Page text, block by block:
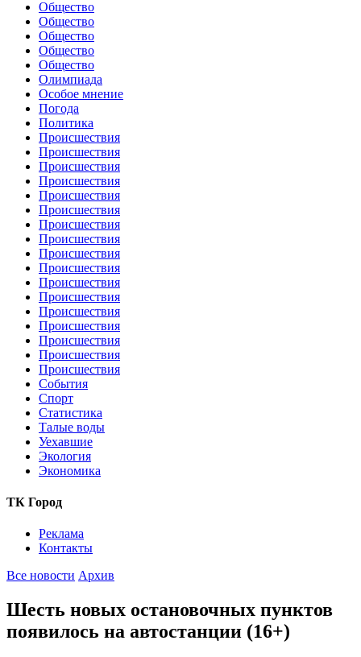
Общество
Общество
Общество
Общество
Общество
Олимпиада
Особое мнение
Погода
Политика
Происшествия
Происшествия
Происшествия
Происшествия
Происшествия
Происшествия
Происшествия
Происшествия
Происшествия
Происшествия
Происшествия
Происшествия
Происшествия
Происшествия
Происшествия
Происшествия
Происшествия
События
Спорт
Статистика
Талые воды
Уехавшие
Экология
Экономика
ТК Город
Реклама
Контакты
Все новости Архив
Шесть новых остановочных пунктов
появилось на автостанции (16+)